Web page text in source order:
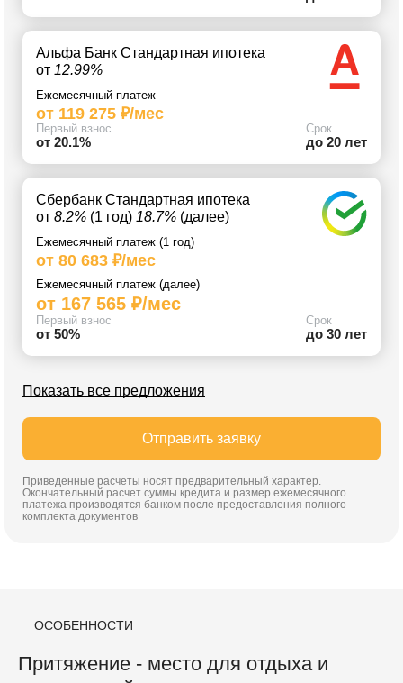
Альфа Банк Стандартная ипотека
от 12.99%
Ежемесячный платеж
от 119 275 ₽/мес
Первый взнос
от 20.1%
Срок
до 20 лет
Сбербанк Стандартная ипотека
от 8.2% (1 год) 18.7% (далее)
Ежемесячный платеж (1 год)
от 80 683 ₽/мес
Ежемесячный платеж (далее)
от 167 565 ₽/мес
Первый взнос
от 50%
Срок
до 30 лет
Показать все предложения
Отправить заявку
Приведенные расчеты носят предварительный характер.
Окончательный расчет суммы кредита и размер ежемесячного
платежа производятся банком после предоставления полного
комплекта документов
ОСОБЕННОСТИ
Притяжение - место для отдыха и